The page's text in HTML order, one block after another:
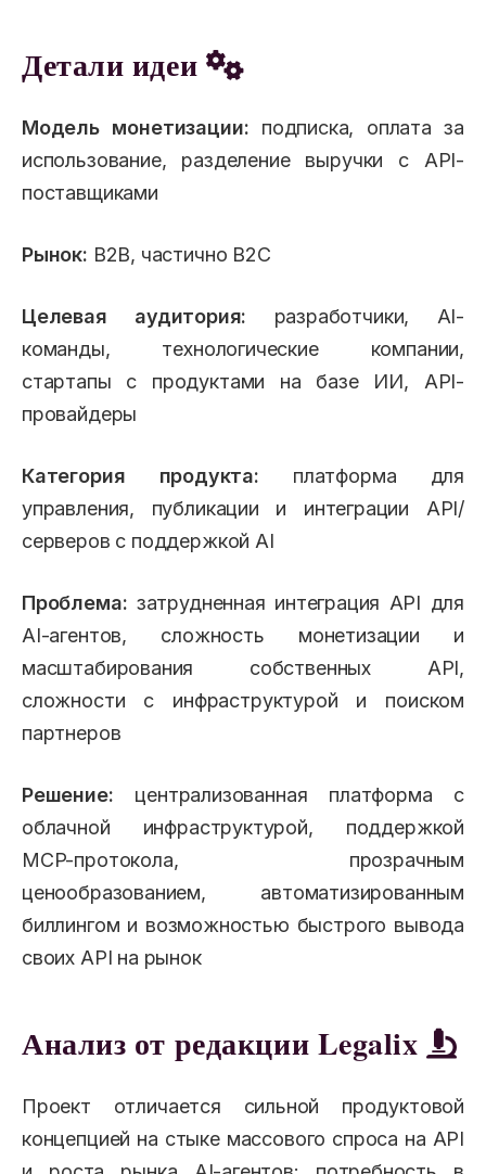
Детали идеи
Модель монетизации: подписка, оплата за
использование, разделение выручки с API-
поставщиками
Рынок: B2B, частично B2C
Целевая аудитория: разработчики, AI-
команды, технологические компании,
стартапы с продуктами на базе ИИ, API-
провайдеры
Категория продукта: платформа для
управления, публикации и интеграции API/
серверов с поддержкой AI
Проблема: затрудненная интеграция API для
AI-агентов, сложность монетизации и
масштабирования собственных API,
сложности с инфраструктурой и поиском
партнеров
Решение: централизованная платформа с
облачной инфраструктурой, поддержкой
MCP-протокола, прозрачным
ценообразованием, автоматизированным
биллингом и возможностью быстрого вывода
своих API на рынок
Анализ от редакции Legalix
Проект отличается сильной продуктовой
концепцией на стыке массового спроса на API